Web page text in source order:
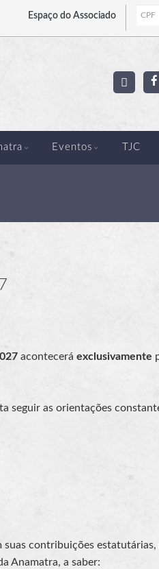
Espaço do Associado
Eventos TJC
acontecerá exclusivamente
seguir as orientações
suas contribuições
Anamatra, a saber: